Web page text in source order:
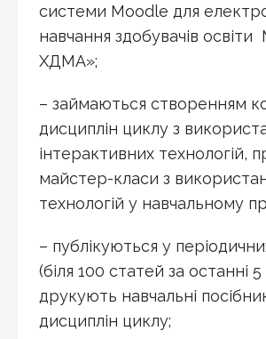
системи Moodle для
навчання здобувачів
ХДМА»;
– займаються створенням
дисциплін циклу з
інтерактивних технологій,
майстер-класи з
технологій у навчальному
– публікуються у
(біля 100 статей за останні 5
друкують навчальні
дисциплін циклу;